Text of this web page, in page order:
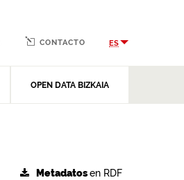
OPEN DATA BIZKAIA
CONTACTO ES
Metadatosen RDF